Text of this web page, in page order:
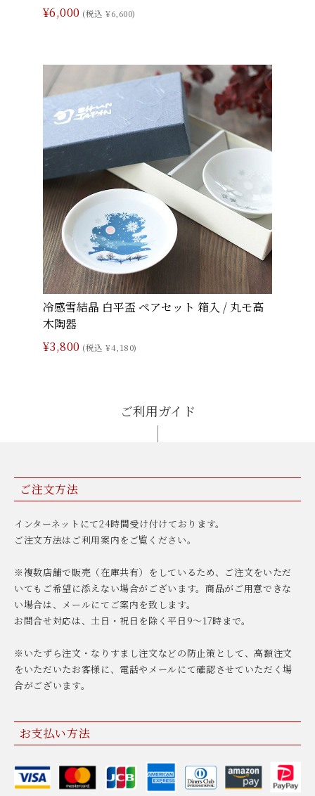
¥6,000 (税込 ¥6,600)
冷感雪結晶 白平盃 ペアセット 箱入 / 丸モ高
木陶器
¥3,800 (税込 ¥4,180)
ご利用ガイド
ご注文方法
インターネットにて24時間受け付けております。
ご注文方法はご利用案内をご覧ください。
※複数店舗で販売（在庫共有）をしているため、ご注文をいただ
いてもご希望に添えない場合がございます。商品がご用意できな
い場合は、メールにてご案内を致します。
お問合せ対応は、土日・祝日を除く平日9〜17時まで。
※いたずら注文・なりすまし注文などの防止策として、高額注文
をいただいたお客様に、電話やメールにて確認させていただく場
合がございます。
お支払い方法